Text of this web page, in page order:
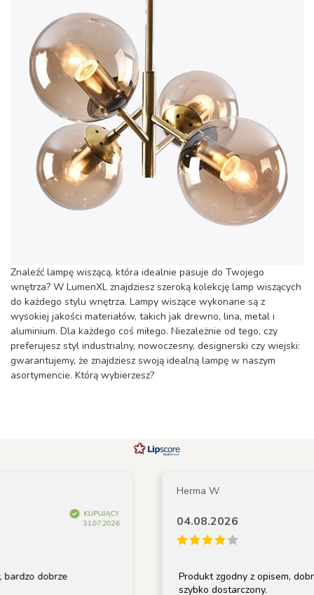
Znaleźć lampę wiszącą, która idealnie pasuje do Twojego
wnętrza? W LumenXL znajdziesz szeroką kolekcję lamp wiszących
do każdego stylu wnętrza. Lampy wiszące wykonane są z
wysokiej jakości materiałów, takich jak drewno, lina, metal i
aluminium. Dla każdego coś miłego. Niezależnie od tego, czy
preferujesz styl industrialny, nowoczesny, designerski czy wiejski:
gwarantujemy, że znajdziesz swoją idealną lampę w naszym
asortymencie. Którą wybierzesz?
KUPUJĄCY
Herma W
04.08.2026
Produkt zgodny z opisem, dobrze
szybko dostarczony.